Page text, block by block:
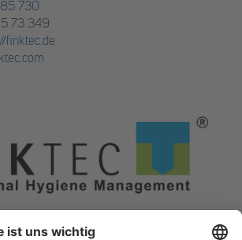
730
73 349
finktec.de